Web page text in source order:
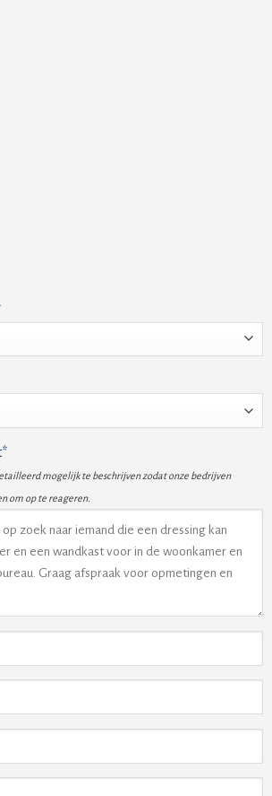
mogelijk te beschrijven zodat onze bedrijven
om op te reageren.